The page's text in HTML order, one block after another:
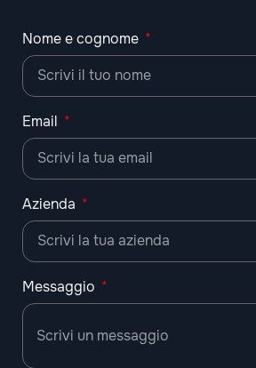
Nome e cognome
Email
Azienda
Messaggio